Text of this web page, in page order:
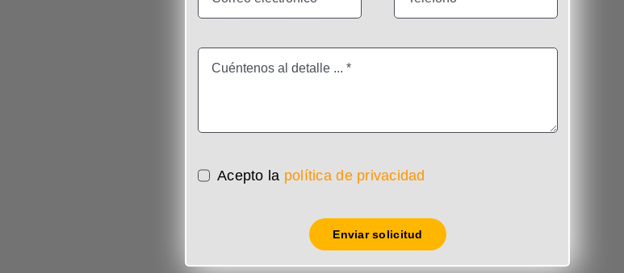
Acepto la política de privacidad
Enviar solicitud